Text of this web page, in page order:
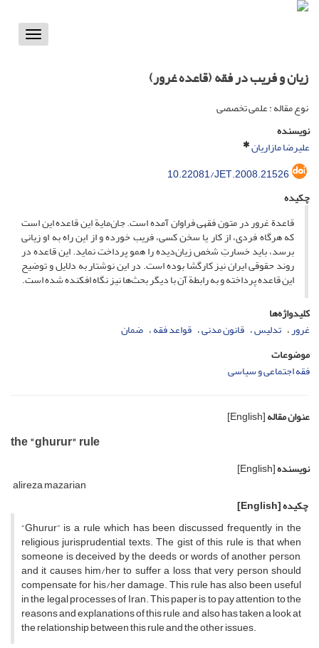
Toggle
زیان و فریب در فقه (قاعده غرور)
نوع مقاله : علمی تخصصی
نویسنده
علیرضا مازاریان
10.22081/JET.2008.21526
چکیده
قاعدة غرور در متون فقهی فراوان آمده است. جان‌مایة این قاعده این است
که هرگاه فردی، از کار یا سخن کسی، فریب خورده و از این راه به او زیانی
برسد، باید خسارتِ شخص زیان‌دیده را همو پرداخت نماید. این قاعده در
روند حقوقی ایران نیز کارگشا بوده است. در این نوشتار به دلایل و توضیح
این قاعده پرداخته و به رابطة آن با دیگر بحث‌ها نیز نگاه افکنده شده است.
کلیدواژه‌ها
غرور تدلیس قانون مدنی قواعد فقه ضمان
موضوعات
فقه اجتماعی و سیاسی
عنوان مقاله[English]
the "ghurur" rule
نویسنده[English]
alireza mazarian
چکیده[English]
“Ghurur” is a rule which has been discussed frequently in the
religious jurisprudential texts. The gist of this rule is that when
someone is deceived by the deeds or words of another person,
and it causes him/her to suffer a loss, that very person should
compensate for his/her damage. This rule has also been useful
in the legal processes of Iran. This paper is to pay attention to the
reasons and explanations of this rule, and also has taken a look at
the relationship between this rule and the other issues.